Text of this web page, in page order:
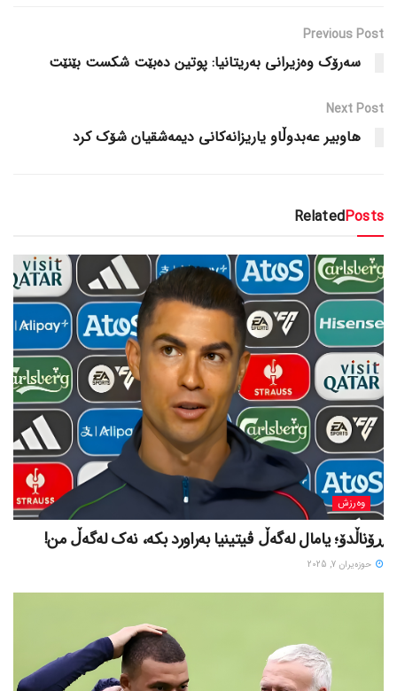
Previous Post
سەرۆک وەزیرانی بەریتانیا: پوتین دەبێت شکست بێنێت
Next Post
هاوبیر عەبدوڵاو یاریزانەکانی دیمەشقیان شۆک کرد
RelatedPosts
وەرزش
ڕۆناڵدۆ؛ یامال لەگەڵ ڤیتینیا بەراورد بکە، نەک لەگەڵ من!
حوزه‌یران 7, 2025